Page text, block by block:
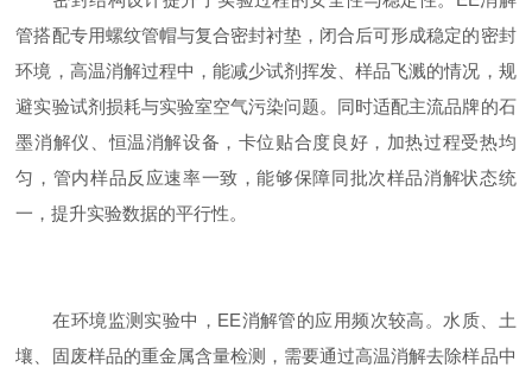
管搭配专用螺纹管帽与复合密封衬垫，闭合后可形成稳定的密封
环境，高温消解过程中，能减少试剂挥发、样品飞溅的情况，规
避实验试剂损耗与实验室空气污染问题。同时适配主流品牌的石
墨消解仪、恒温消解设备，卡位贴合度良好，加热过程受热均
匀，管内样品反应速率一致，能够保障同批次样品消解状态统
一，提升实验数据的平行性。
在环境监测实验中，EE消解管的应用频次较高。水质、土
壤、固废样品的重金属含量检测，需要通过高温消解去除样品中